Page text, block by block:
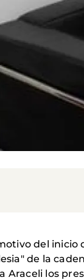
del
de la
Araceli los